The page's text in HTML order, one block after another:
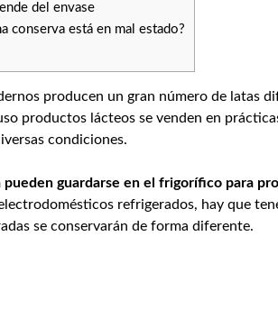
del envase
conserva está en mal estado?
producen un gran número de latas
productos lácteos se venden en
condiciones.
pueden guardarse en el frigorífico para
refrigerados, hay que
se conservarán de forma diferente.